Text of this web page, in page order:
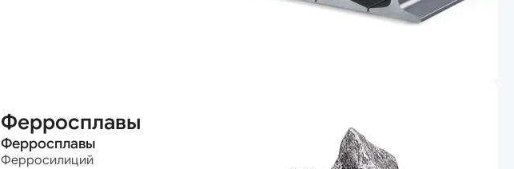
Ферросплавы
Ферросплавы
Ферросилиций